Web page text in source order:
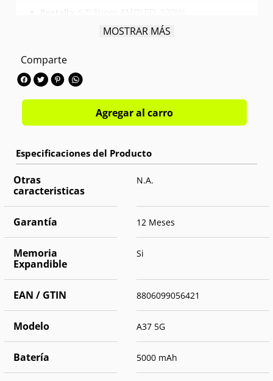
Exynos 1480 Octa-core 2.75 GHz
Cámara trasera:
Cámara frontal:
OS:Android 16
MOSTRAR MÁS
Comparte
Agregar al carro
Otras
caracteristicas
N.A.
Garantía 12 Meses
Memoria
Expandible
Si
EAN / GTIN 8806099056421
Modelo A37 5G
Batería 5000 mAh